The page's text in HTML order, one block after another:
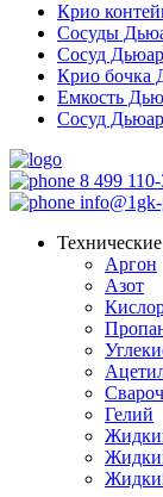
Крио
Сосуды
Сосуд
Крио бочка
Емкость
Сосуд
8 499
info@1gk-
Аргон
Азот
Гелий